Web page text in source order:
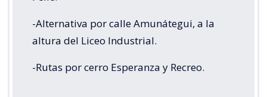
-Alternativa por calle Amunátegui, a la
altura del Liceo Industrial.
-Rutas por cerro Esperanza y Recreo.